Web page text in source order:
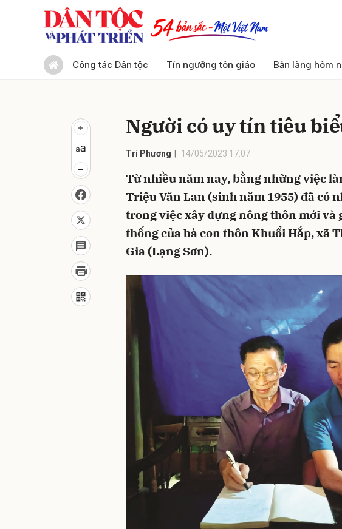
Công tác Dân tộc Tín ngưỡng tôn giáo Bản làng hôm
Người có uy tín tiêu
Trí Phương 14/05/2023 17:07
Từ nhiều năm nay, bằng những việc
Triệu Văn Lan (sinh năm 1955) đã có
trong việc xây dựng nông thôn mới và
thống của bà con thôn Khuổi Hắp, xã
Gia (Lạng Sơn).
Gửi bình luận